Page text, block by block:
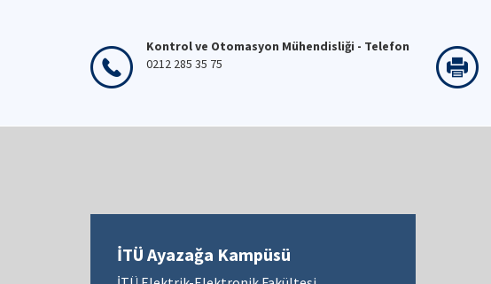
Kontrol ve Otomasyon Mühendisliği - Telefon
0212 285 35 75
İTÜ Ayazağa Kampüsü